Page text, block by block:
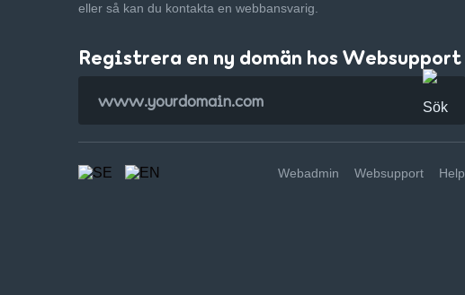
eller så kan du kontakta en webbansvarig.
Registrera en ny domän hos Websupport
Webadmin Websupport Help